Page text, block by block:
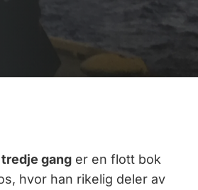
ganger en flott bok
hvor han rikelig deler av